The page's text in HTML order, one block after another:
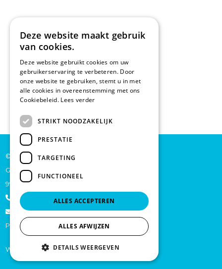
© De Backer CP bv
Grote Baan 45
9920 Lievegem
+32 473 70 46 27
info@schoonmaakproductenonline.be
Privacy
Website byKMOSites
Deze website maakt gebruik
van cookies.
Deze website gebruikt cookies om uw
gebruikerservaring te verbeteren. Door
onze website te gebruiken, stemt u in met
alle cookies in overeenstemming met ons
Cookiebeleid. Lees verder
STRIKT NOODZAKELIJK
PRESTATIE
TARGETING
FUNCTIONEEL
ALLES ACCEPTEREN
ALLES AFWIJZEN
DETAILS WEERGEVEN